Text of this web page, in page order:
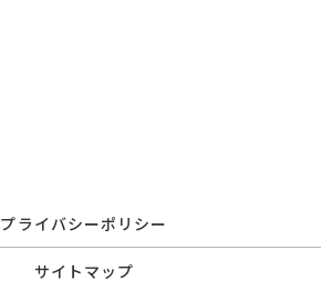
プライバシーポリシー
サイトマップ